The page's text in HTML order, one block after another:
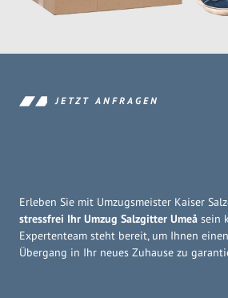
JETZT ANFRAGEN
Erleben Sie mit Umzugsmeister Kaiser
stressfrei Ihr Umzug Salzgitter Umeå sein
Expertenteam steht bereit, um Ihnen
Übergang in Ihr neues Zuhause zu